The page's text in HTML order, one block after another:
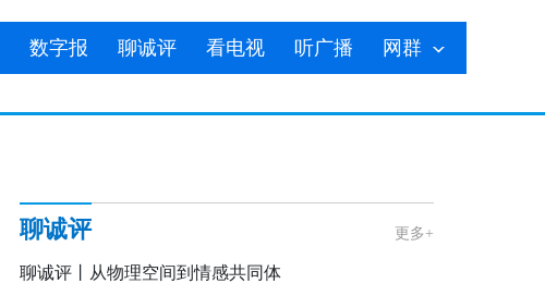
数字报 聊诚评 看电视 听广播 网群
聊诚评 更多+
聊诚评丨从物理空间到情感共同体